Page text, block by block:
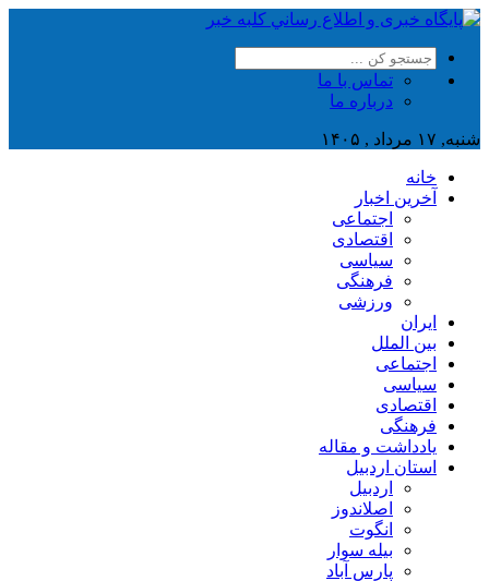
تماس با ما
درباره ما
شنبه, ۱۷ مرداد , ۱۴۰۵
خانه
آخرین اخبار
اجتماعی
اقتصادی
سیاسی
فرهنگی
ورزشی
ایران
بین الملل
اجتماعی
سیاسی
اقتصادی
فرهنگی
یادداشت و مقاله
استان اردبیل
اردبیل
اصلاندوز
انگوت
بیله سوار
پارس آباد